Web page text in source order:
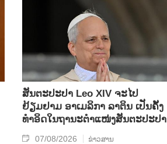
ສັນຕະປະປາ Leo XIV ຈະໄປ
ຢ້ຽມຢາມ ອາເມລິກາ ລາຕິນ ເປັນຄັ້ງ
ທຳອິດໃນຖານະຕຳແໜ່ງສັນຕະປະປາ
07/08/2026 ຂ່າວສານ